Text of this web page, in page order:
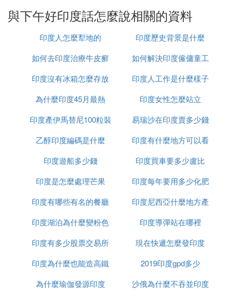
9. 關心對方的生活狀態，可以這樣問候:你好嗎？: "A
pa kabar?"，這是關心他人健康和情緒的常見表達。
10. 在會面結束時，表達愉快的氛圍和期待再次相見:
"Senang berjumpa dengan Anda"。
11. 祝你愉快: "Semoga hari Anda menyenangka
n"，為對方的一天送上祝福。
12. 期待再見: "Sampai jumpa"，期待下一次的碰
13. 明天見: "Sampai besok"，對未來約會的約定。
14. 再見: "Selamat tinggal"，禮貌的告別語。
在日常對話還是正式場合，你都能更自如地與印尼朋
友進行交流，增進彼此之間的友誼和理解。
C. 誰有印度尼西亞語300句的句子
selamat datang=歡迎光臨
selamat malam=晚上好 selamat petang=下午好 na
ma saya.....=我的名字叫...
satu=1 a=2 tiga=3 empat=4 lima=5 enam=6
tujuh=7 lapan=8 sembilan=9 sepuluh=10
與下午好印度話怎麼說相關的資料
印度人怎麼犁地的
印度歷史背景是什麼
如何去印度治療牛皮癬
如何解決印度僱傭童工
的問題
印度沒有冰箱怎麼存放
食物
印度人工作是什麼樣子
為什麼印度45月最熱
印度女性怎麼站立
印度產伊馬替尼100粒裝
多少錢
易瑞沙在印度賣多少錢
一粒
乙醇印度編碼是什麼
印度有什麼地方可以看
到太陽
印度遊船多少錢
印度買車要多少盧比
印度是怎麼處理芒果
印度每年要用多少化肥
印度有哪些有名的餐廳
印度尼西亞什麼地方產
榴槤
印度湖泊為什麼變粉色
印度導彈站在哪裡
印度有多少股票交易所
現在快遞怎麼發印度
印度為什麼也能造高鐵
2019印度gpd多少
為什麼瑜伽發源印度
沙俄為什麼不吞並印度